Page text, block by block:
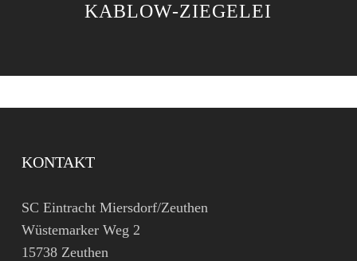
KABLOW-ZIEGELEI
KONTAKT
SC Eintracht Miersdorf/Zeuthen
Wüstemarker Weg 2
15738 Zeuthen